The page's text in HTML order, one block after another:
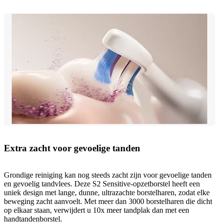
Extra zacht voor gevoelige tanden
Grondige reiniging kan nog steeds zacht zijn voor gevoelige tanden
en gevoelig tandvlees. Deze S2 Sensitive-opzetborstel heeft een
uniek design met lange, dunne, ultrazachte borstelharen, zodat elke
beweging zacht aanvoelt. Met meer dan 3000 borstelharen die dicht
op elkaar staan, verwijdert u 10x meer tandplak dan met een
handtandenborstel.